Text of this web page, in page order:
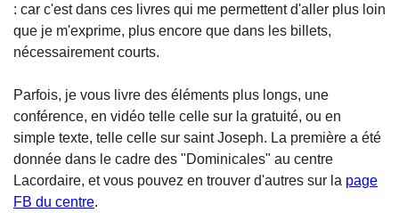
: car c'est dans ces livres qui me permettent d'aller plus loin
que je m'exprime, plus encore que dans les billets,
nécessairement courts.
Parfois, je vous livre des éléments plus longs, une
conférence, en vidéo telle celle sur la gratuité, ou en
simple texte, telle celle sur saint Joseph. La première a été
donnée dans le cadre des "Dominicales" au centre
Lacordaire, et vous pouvez en trouver d'autres sur la page
FB du centre.